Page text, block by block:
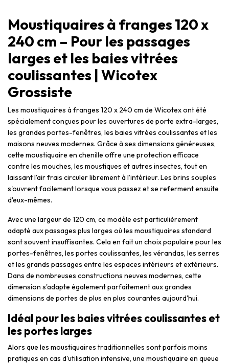
Moustiquaires à franges 120 x
240 cm – Pour les passages
larges et les baies vitrées
coulissantes | Wicotex
Grossiste
Les moustiquaires à franges 120 x 240 cm de Wicotex ont été
spécialement conçues pour les ouvertures de porte extra-larges,
les grandes portes-fenêtres, les baies vitrées coulissantes et les
maisons neuves modernes. Grâce à ses dimensions généreuses,
cette moustiquaire en chenille offre une protection efficace
contre les mouches, les moustiques et autres insectes, tout en
laissant l'air frais circuler librement à l'intérieur. Les brins souples
s'ouvrent facilement lorsque vous passez et se referment ensuite
d'eux-mêmes.
Avec une largeur de 120 cm, ce modèle est particulièrement
adapté aux passages plus larges où les moustiquaires standard
sont souvent insuffisantes. Cela en fait un choix populaire pour les
portes-fenêtres, les portes coulissantes, les vérandas, les serres
et les grands passages entre les espaces intérieurs et extérieurs.
Dans de nombreuses constructions neuves modernes, cette
dimension s'adapte également parfaitement aux grandes
dimensions de portes de plus en plus courantes aujourd'hui.
Idéal pour les baies vitrées coulissantes et
les portes larges
Alors que les moustiquaires traditionnelles sont parfois moins
pratiques en cas d'utilisation intensive, une moustiquaire en queue